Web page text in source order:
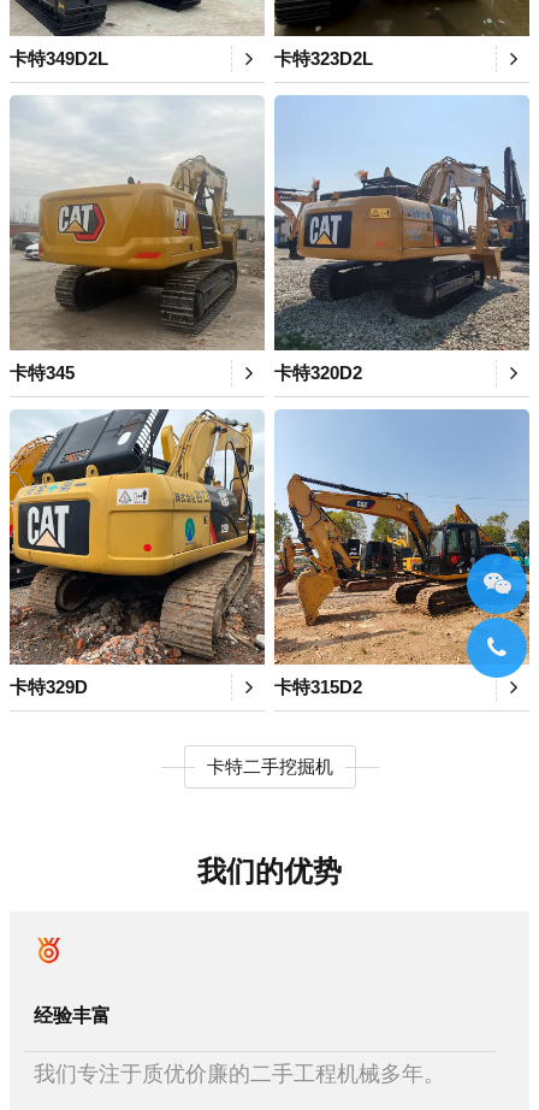
卡特349D2L 卡特323D2L
卡特345 卡特320D2
卡特329D 卡特315D2
卡特二手挖掘机
我们的优势
经验丰富
我们专注于质优价廉的二手工程机械多年。